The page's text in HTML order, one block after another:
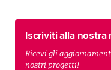
Iscriviti alla nostra
Ricevi gli
nostri progetti!